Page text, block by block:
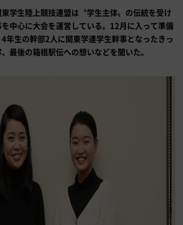
学生陸上競技連盟は〝学生主体〟の伝統を受け
中心に大会を運営している。12月に入って準備
年生の幹部2人に関東学連学生幹事となったきっ
最後の箱根駅伝への想いなどを聞いた。